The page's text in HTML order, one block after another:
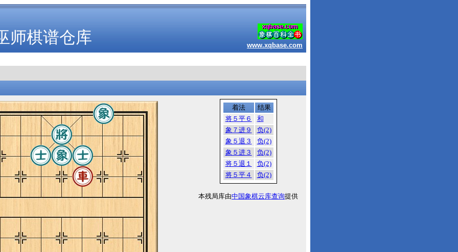
师棋谱仓库 www.xqbase.com
着法
结果
将５平６
和
象７进９
负(2)
象５退３
负(2)
象５进３
负(2)
将５退１
负(2)
将５平４
负(2)
本残局库由中国象棋云库查询提供